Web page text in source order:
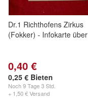
Dr.1 Richthofens Zirkus
(Fokker) - Infokarte über
0,40 €
0,25 € Bieten
Noch9 Tage 3 Std.
+ 1,50 € Versand